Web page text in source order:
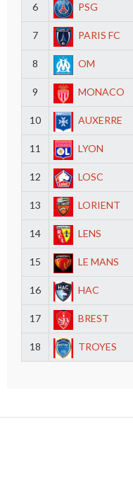
6 PSG
7 PARIS FC
8 OM
9 MONACO
10 AUXERRE
11 LYON
12 LOSC
13 LORIENT
14 LENS
15 LE MANS
16 HAC
17 BREST
18 TROYES